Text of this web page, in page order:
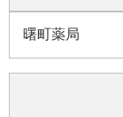
曙町薬局